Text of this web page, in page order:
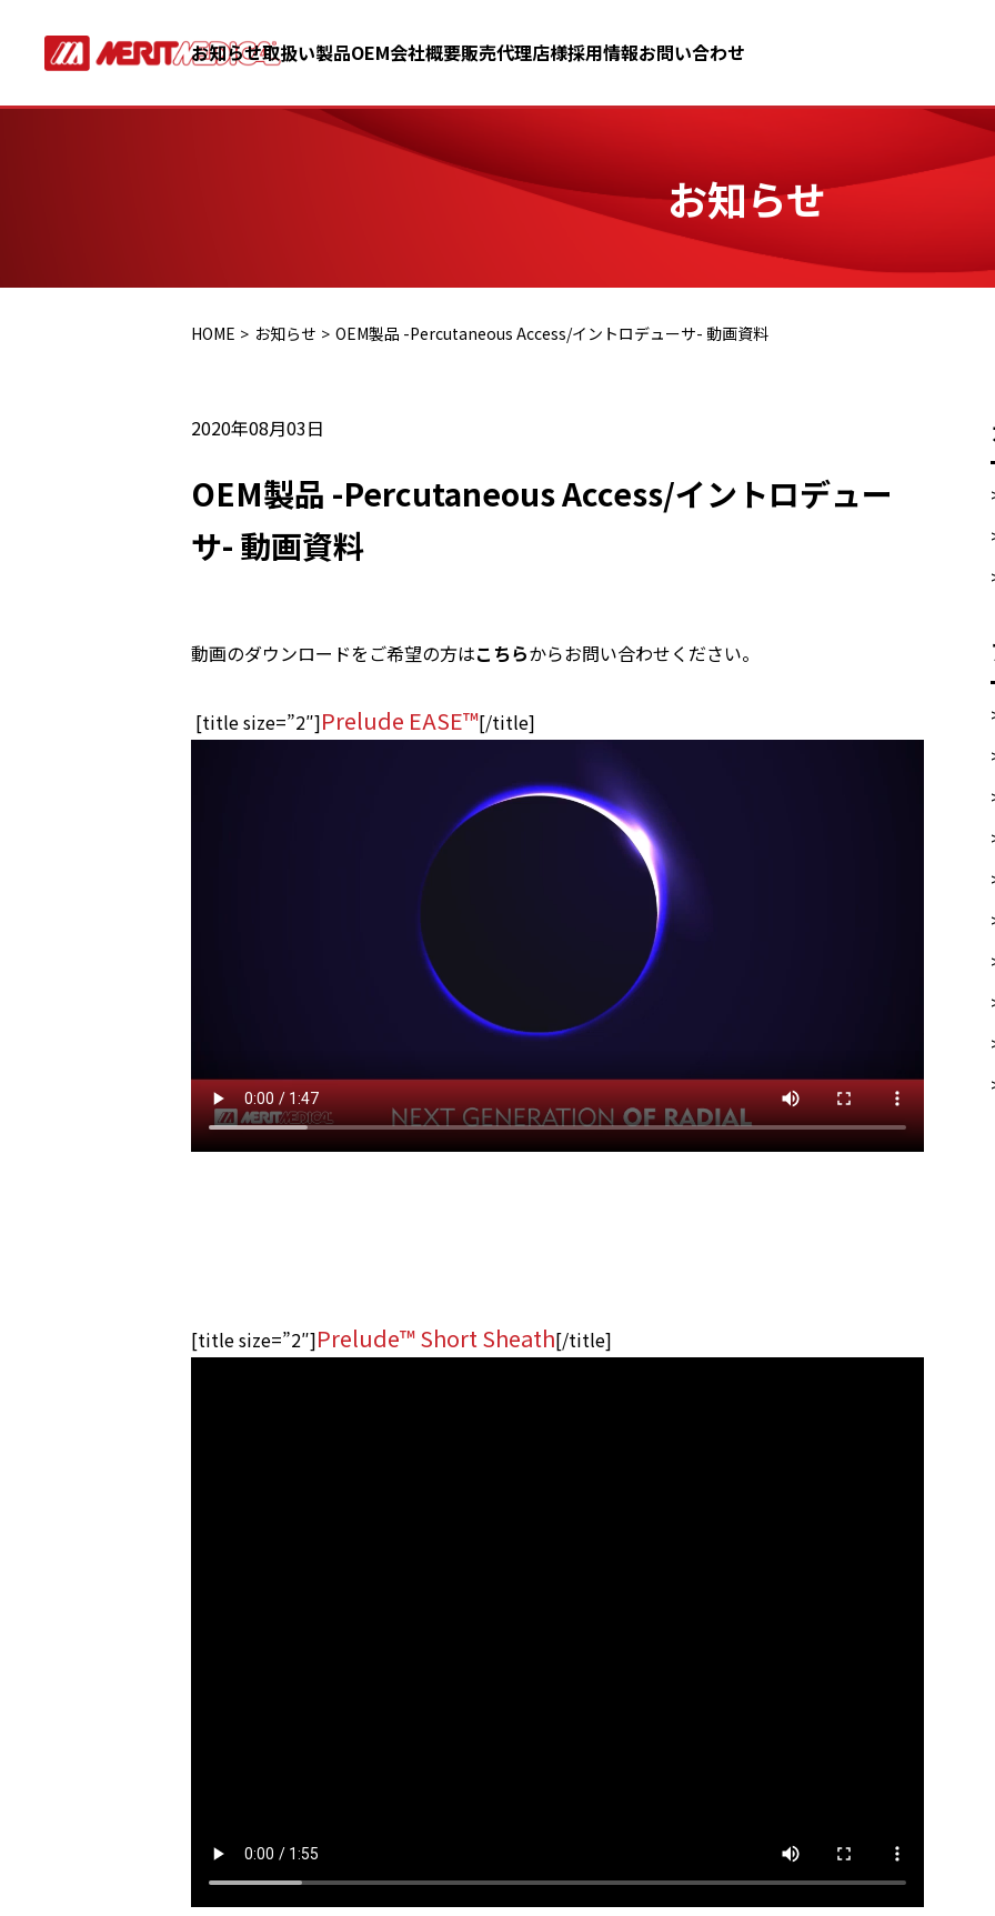
お知らせ取扱い製品OEM会社概要販売代理店様採用情報お問い合わせ
お知らせ
HOME お知らせ OEM製品 -Percutaneous Access/イントロデューサ- 動画資料
2020年08月03日
OEM製品 -Percutaneous Access/イントロデュー
サ- 動画資料
動画のダウンロードをご希望の方はこちらからお問い合わせください。
[title size=”2″]Prelude EASE™[/title]
[title size=”2″]Prelude™Short Sheath[/title]